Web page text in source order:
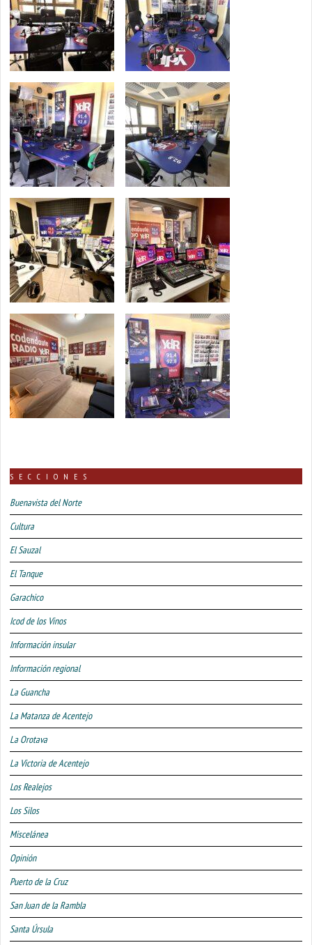
SECCIONES
Buenavista del Norte
Cultura
El Sauzal
El Tanque
Garachico
Icod de los Vinos
Información insular
Información regional
La Guancha
La Matanza de Acentejo
La Orotava
La Victoria de Acentejo
Los Realejos
Los Silos
Miscelánea
Opinión
Puerto de la Cruz
San Juan de la Rambla
Santa Úrsula